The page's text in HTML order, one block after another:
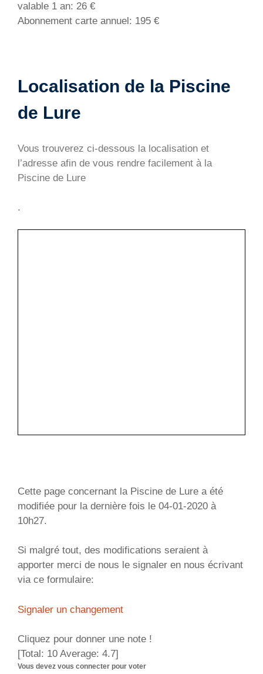
valable 1 an: 26 €
Abonnement carte annuel: 195 €
Localisation de la Piscine
de Lure
Vous trouverez ci-dessous la localisation et
l’adresse afin de vous rendre facilement à la
Piscine de Lure
.
Cette page concernant la Piscine de Lure a été
modifiée pour la dernière fois le 04-01-2020 à
10h27.
Si malgré tout, des modifications seraient à
apporter merci de nous le signaler en nous écrivant
via ce formulaire:
Signaler un changement
Cliquez pour donner une note !
[Total: 10 Average: 4.7]
Vous devez vous connecter pour voter